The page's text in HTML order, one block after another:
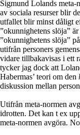
Sigmund Lolands
av sociala resurser blir
utfallet blir minst dåligt
”okunnighetens slöja”
”okunnighetens slöja”
utifrån personers
vidare tillbakavisas i ett
tycker jag dock att
Habermas’ teori om den
diskussion mellan
Utifrån meta-normen
idrotten. Det kan t ex
meta-normen avgöra.